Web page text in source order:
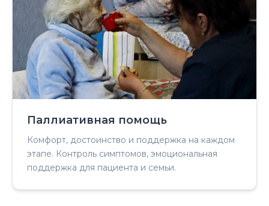
Паллиативная помощь
Комфорт, достоинство и поддержка на каждом
этапе. Контроль симптомов, эмоциональная
поддержка для пациента и семьи.